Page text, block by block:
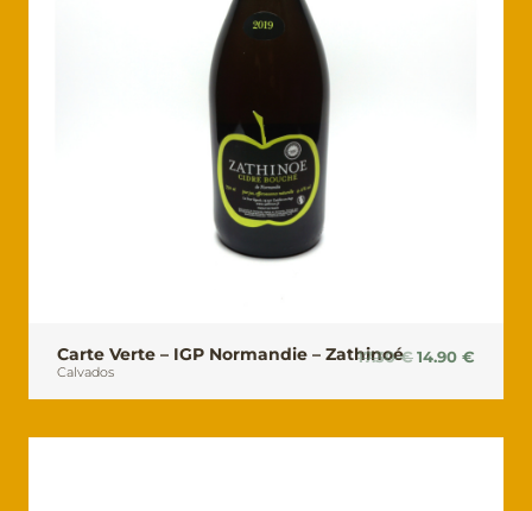
Carte Verte – IGP Normandie – Zathinoé
Calvados
17.30€ Le
était :
14.90 €
est :